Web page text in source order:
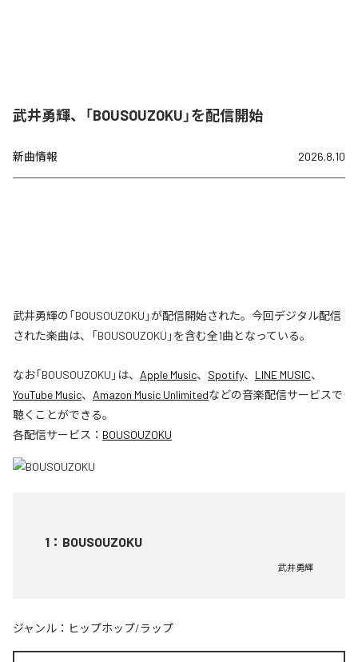
武井勇輝、「BOUSOUZOKU」を配信開始
新曲情報 2026.8.10
武井勇輝の「BOUSOUZOKU」が配信開始された。今回デジタル配信
された楽曲は、「BOUSOUZOKU」を含む全1曲となっている。
なお「BOUSOUZOKU 」は、 Apple Music、 Spotify、 LINE MUSIC、
YouTube Music、 Amazon Music Unlimitedなどの音楽配信サービスで
聴くことができる。
各配信サービス： BOUSOUZOKU
1 ： BOUSOUZOKU
武井勇輝
ジャンル： ヒップホップ/ラップ